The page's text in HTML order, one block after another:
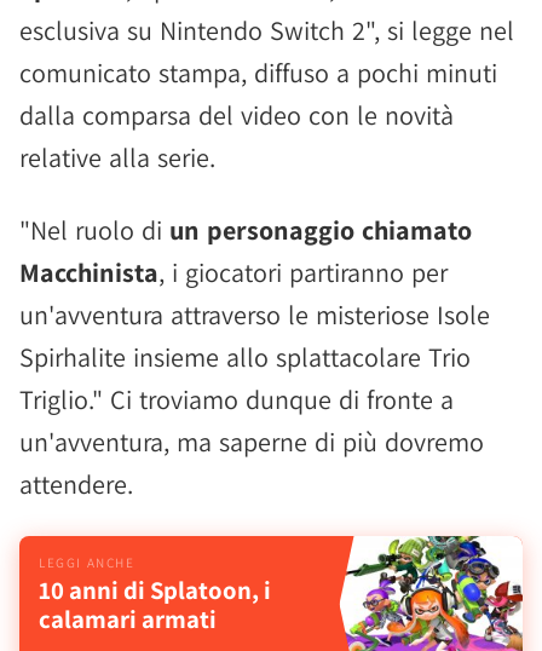
esclusiva su Nintendo Switch 2", si legge nel
comunicato stampa, diffuso a pochi minuti
dalla comparsa del video con le novità
relative alla serie.
"Nel ruolo di un personaggio chiamato
Macchinista, i giocatori partiranno per
un'avventura attraverso le misteriose Isole
Spirhalite insieme allo splattacolare Trio
Triglio." Ci troviamo dunque di fronte a
un'avventura, ma saperne di più dovremo
attendere.
10 anni di Splatoon, i
calamari armati